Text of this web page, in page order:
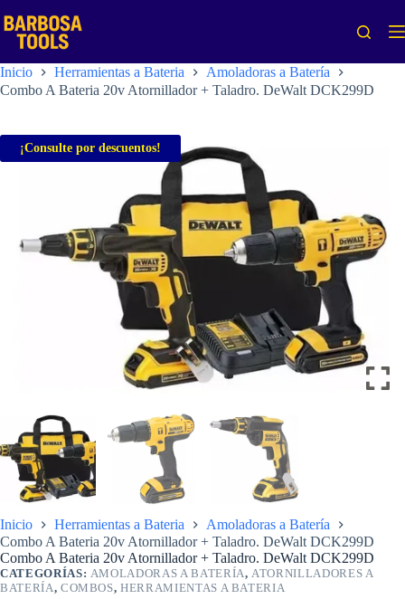
al
contenido
Inicio Herramientas a Bateria
Amoladoras a Batería
Combo A Bateria 20v Atornillador + Taladro. DeWalt DCK299D
¡Consulte por descuentos!
Inicio Herramientas a Bateria
Amoladoras a Batería
Combo A Bateria 20v Atornillador + Taladro. DeWalt DCK299D
Combo A Bateria 20v Atornillador + Taladro. DeWalt DCK299D
CATEGORÍAS: AMOLADORAS A BATERÍA,ATORNILLADORES A
BATERÍA, COMBOS,HERRAMIENTAS A BATERIA